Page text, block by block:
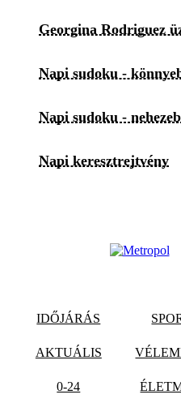
Georgina Rodriguez
Napi sudoku -
Napi sudoku -
Napi keresztrejtvény
IDŐJÁRÁS
AKTUÁLIS
0-24